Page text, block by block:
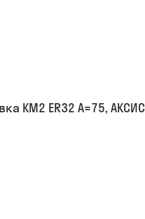
KM2 ER32 A=75, АКСИС